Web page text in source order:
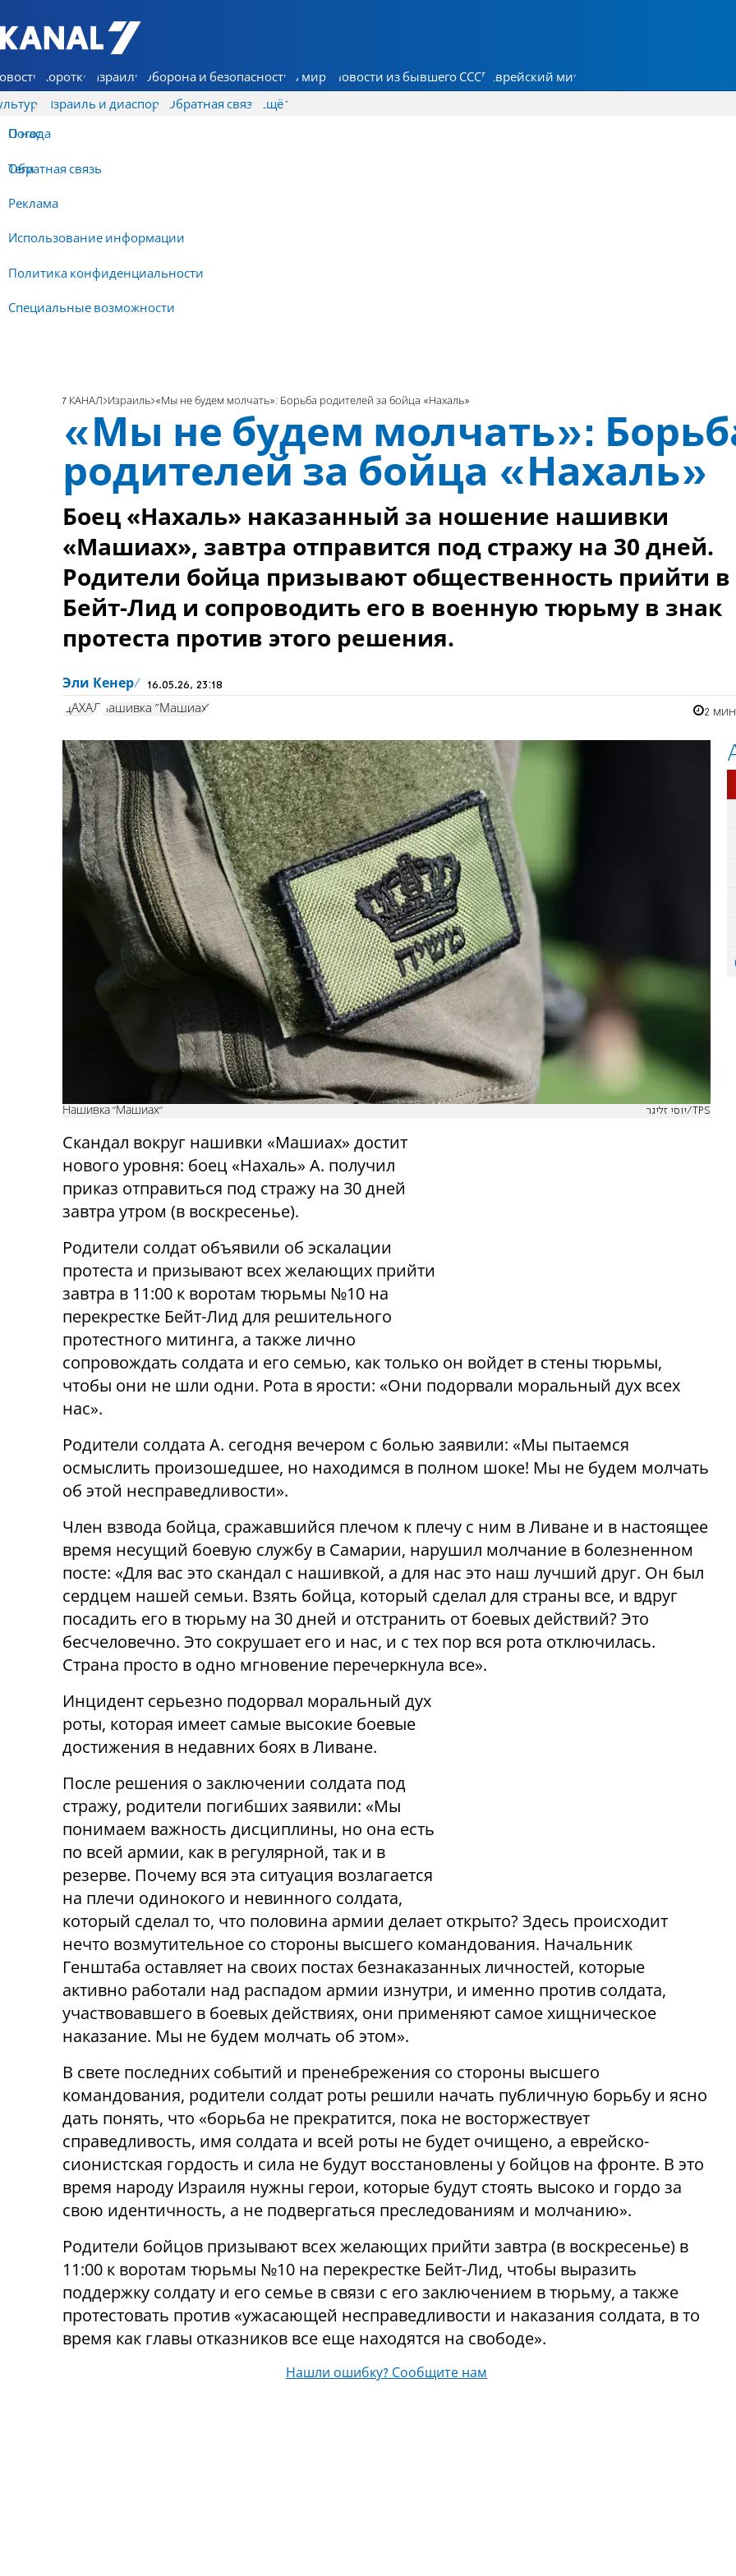
7 КАНАЛ - Аруц Шева
Коротко Израиль Оборона и безопасность В мире Новости из бывшего СССР Еврейский мир
Израиль и диаспора Обратная связь
О нас
Обратная связь
Реклама
Использование информации
Политика конфиденциальности
Специальные возможности
Ещё
Погода
Теги
7 КАНАЛ Израиль «Мы не будем молчать»: Борьба родителей за бойца «Нахаль»
«Мы не будем молчать»:
родителей за бойца «Нахаль»
Боец «Нахаль» наказанный за ношение нашивки
«Машиах», завтра отправится под стражу на 30 дней.
Родители бойца призывают общественность прийти в
Бейт-Лид и сопроводить его в военную тюрьму в знак
протеста против этого решения.
Эли Кенер 16.05.26, 23:18
ЦАХАЛ нашивка "Машиах" 2
Нашивка "Машиах" יוסי זליגר/TPS
Скандал вокруг нашивки «Машиах» достит
нового уровня: боец ​«Нахаль» А. получил
приказ отправиться под стражу на 30 дней
завтра утром (в воскресенье).
Родители солдат объявили об эскалации
протеста и призывают всех желающих прийти
завтра в 11:00 к воротам тюрьмы №10 на
перекрестке Бейт-Лид для решительного
протестного митинга, а также лично
сопровождать солдата и его семью, как только он войдет в стены тюрьмы,
чтобы они не шли одни. Рота в ярости: «Они подорвали моральный дух всех
нас».
Родители солдата А. сегодня вечером с болью заявили: «Мы пытаемся
осмыслить произошедшее, но находимся в полном шоке! Мы не будем молчать
об этой несправедливости».
Член взвода бойца, сражавшийся плечом к плечу с ним в Ливане и в настоящее
время несущий боевую службу в Самарии, нарушил молчание в болезненном
посте: «Для вас это скандал с нашивкой, а для нас это наш лучший друг. Он был
сердцем нашей семьи. Взять бойца, который сделал для страны все, и вдруг
посадить его в тюрьму на 30 дней и отстранить от боевых действий? Это
бесчеловечно. Это сокрушает его и нас, и с тех пор вся рота отключилась.
Страна просто в одно мгновение перечеркнула все».
Инцидент серьезно подорвал моральный дух
роты, которая имеет самые высокие боевые
достижения в недавних боях в Ливане.
После решения о заключении солдата под
стражу, родители погибших заявили: «Мы
понимаем важность дисциплины, но она есть
по всей армии, как в регулярной, так и в
резерве. Почему вся эта ситуация возлагается
на плечи одинокого и невинного солдата,
который сделал то, что половина армии делает открыто? Здесь происходит
нечто возмутительное со стороны высшего командования. Начальник
Генштаба оставляет на своих постах безнаказанных личностей, которые
активно работали над распадом армии изнутри, и именно против солдата,
участвовавшего в боевых действиях, они применяют самое хищническое
наказание. Мы не будем молчать об этом».
В свете последних событий и пренебрежения со стороны высшего
командования, родители солдат роты решили начать публичную борьбу и ясно
дать понять, что «борьба не прекратится, пока не восторжествует
справедливость, имя солдата и всей роты не будет очищено, а еврейско-
сионистская гордость и сила не будут восстановлены у бойцов на фронте. В это
время народу Израиля нужны герои, которые будут стоять высоко и гордо за
свою идентичность, а не подвергаться преследованиям и молчанию».
Родители бойцов призывают всех желающих прийти завтра (в воскресенье) в
11:00 к воротам тюрьмы №10 на перекрестке Бейт-Лид, чтобы выразить
поддержку солдату и его семье в связи с его заключением в тюрьму, а также
протестовать против «ужасающей несправедливости и наказания солдата, в то
время как главы отказников все еще находятся на свободе».
Нашли ошибку? Сообщите нам